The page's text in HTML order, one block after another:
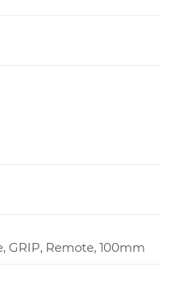
GRIP, Remote, 100mm